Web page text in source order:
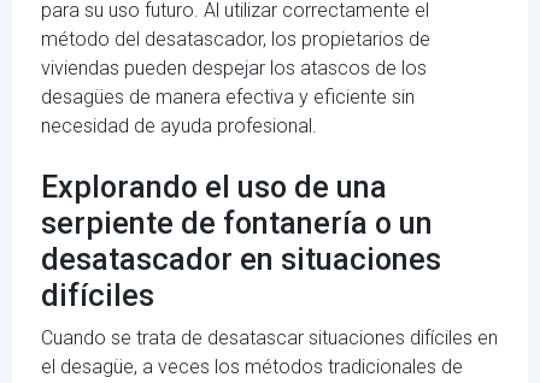
para su uso futuro. Al utilizar correctamente el
método del desatascador, los propietarios de
viviendas pueden despejar los atascos de los
desagües de manera efectiva y eficiente sin
necesidad de ayuda profesional.
Explorando el uso de una
serpiente de fontanería o un
desatascador en situaciones
difíciles
Cuando se trata de desatascar situaciones difíciles en
el desagüe, a veces los métodos tradicionales de